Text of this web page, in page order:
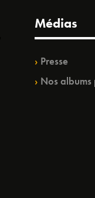
Médias
Presse
Nos albums